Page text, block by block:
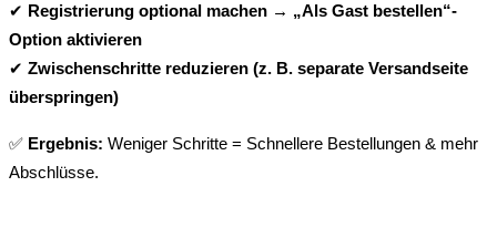
✔ Registrierung optional machen → „Als Gast bestellen“-
Option aktivieren
✔ Zwischenschritte reduzieren (z. B. separate Versandseite
überspringen)
✅ Ergebnis: Weniger Schritte = Schnellere Bestellungen & mehr
Abschlüsse.